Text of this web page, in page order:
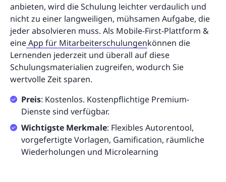
anbieten, wird die Schulung leichter verdaulich und
nicht zu einer langweiligen, mühsamen Aufgabe, die
jeder absolvieren muss. Als Mobile-First-Plattform &
eineApp für Mitarbeiterschulungenkönnen die
Lernenden jederzeit und überall auf diese
Schulungsmaterialien zugreifen, wodurch Sie
wertvolle Zeit sparen.
Preis: Kostenlos. Kostenpflichtige Premium-
Dienste sind verfügbar.
Wichtigste Merkmale: Flexibles Autorentool,
vorgefertigte Vorlagen, Gamification, räumliche
Wiederholungen und Microlearning